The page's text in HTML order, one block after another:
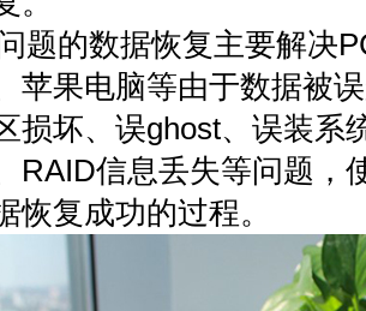
的数据恢复主要解决
苹果电脑等由于数据被
损坏、误ghost、误装系
RAID信息丢失等问题，
恢复成功的过程。